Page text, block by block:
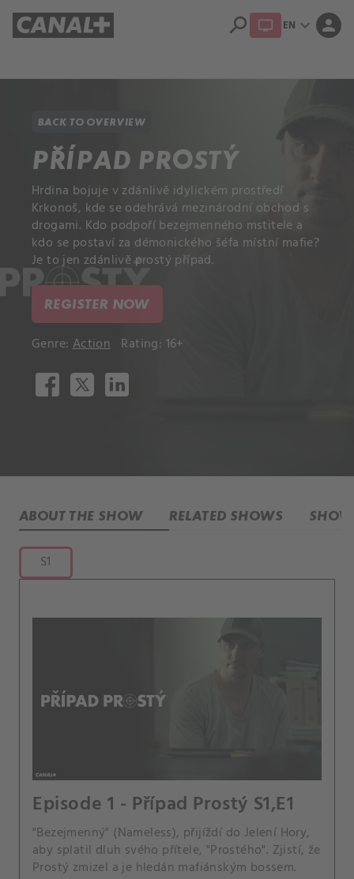
search EN expand_more person
BACK TO OVERVIEW
PŘÍPAD PROSTÝ
Hrdina bojuje v zdánlivě idylickém prostředí
Krkonoš, kde se odehrává mezinárodní obchod s
drogami. Kdo podpoří bezejmenného mstitele a
kdo se postaví za démonického šéfa místní mafie?
Je to jen zdánlivě prostý případ.
REGISTER NOW
Genre: Action Rating: 16+
ABOUT THE SHOW RELATED SHOWS
S1
Episode 1 - Případ Prostý S1,E1
"Bezejmenný" (Nameless), přijíždí do Jelení Hory,
aby splatil dluh svého přítele, "Prostého". Zjistí, že
Prostý zmizel a je hledán mafiánským bossem.